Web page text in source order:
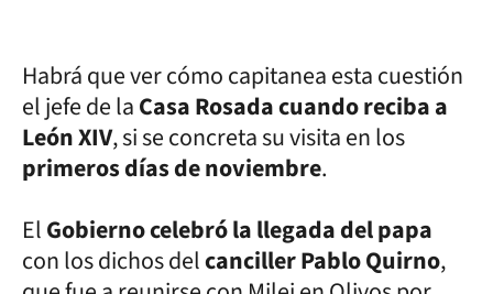
Habrá que ver cómo capitanea esta cuestión
el jefe de laCasa Rosada cuando reciba a
León XIV, si se concreta su visita en los
primeros días de noviembre.
ElGobierno celebró la llegada del papa
con los dichos delcanciller Pablo Quirno,